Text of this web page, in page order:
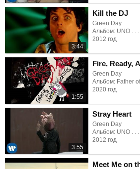
3:44
Kill the DJ
Green Day
Альбом: UNO . . .
2012 год
1:55
Fire, Ready,
Green Day
Альбом: Father
2020 год
3:55
Stray Heart
Green Day
Альбом: UNO . . .
2012 год
Meet Me on